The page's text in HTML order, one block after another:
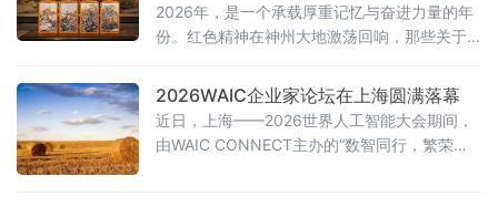
代
2026年，是一个承载厚重记忆与奋进力量的年
份。红色精神在神州大地激荡回响，那些关于
鲜明的底色。
2026WAIC企业家论坛在上海圆满落幕
近日，上海——2026世界人工智能大会期间，
由WAIC CONNECT主办的“数智同行，繁荣共